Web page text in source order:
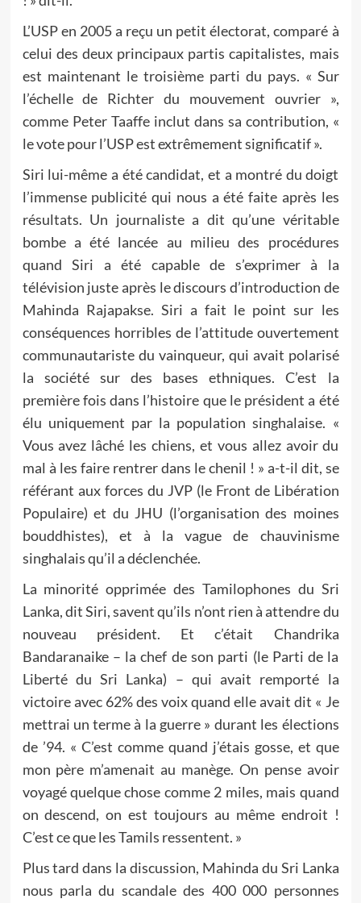
L’USP en 2005 a reçu un petit électorat, comparé à
celui des deux principaux partis capitalistes, mais
est maintenant le troisième parti du pays. « Sur
l’échelle de Richter du mouvement ouvrier »,
comme Peter Taaffe inclut dans sa contribution, «
le vote pour l’USP est extrêmement significatif ».
Siri lui-même a été candidat, et a montré du doigt
l’immense publicité qui nous a été faite après les
résultats. Un journaliste a dit qu’une véritable
bombe a été lancée au milieu des procédures
quand Siri a été capable de s’exprimer à la
télévision juste après le discours d’introduction de
Mahinda Rajapakse. Siri a fait le point sur les
conséquences horribles de l’attitude ouvertement
communautariste du vainqueur, qui avait polarisé
la société sur des bases ethniques. C’est la
première fois dans l’histoire que le président a été
élu uniquement par la population singhalaise. «
Vous avez lâché les chiens, et vous allez avoir du
mal à les faire rentrer dans le chenil ! » a-t-il dit, se
référant aux forces du JVP (le Front de Libération
Populaire) et du JHU (l’organisation des moines
bouddhistes), et à la vague de chauvinisme
singhalais qu’il a déclenchée.
La minorité opprimée des Tamilophones du Sri
Lanka, dit Siri, savent qu’ils n’ont rien à attendre du
nouveau président. Et c’était Chandrika
Bandaranaike – la chef de son parti (le Parti de la
Liberté du Sri Lanka) – qui avait remporté la
victoire avec 62% des voix quand elle avait dit « Je
mettrai un terme à la guerre » durant les élections
de ’94. « C’est comme quand j’étais gosse, et que
mon père m’amenait au manège. On pense avoir
voyagé quelque chose comme 2 miles, mais quand
on descend, on est toujours au même endroit !
C’est ce que les Tamils ressentent. »
Plus tard dans la discussion, Mahinda du Sri Lanka
nous parla du scandale des 400 000 personnes